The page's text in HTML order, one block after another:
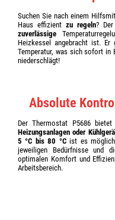
Suchen Sie nach einem
Haus effizientzu regeln?
zuverlässige
Heizkessel angebracht ist.
Temperatur, was sich sofort in
niederschlägt!
Absolute
Der Thermostat P5686 bietet
Heizungsanlagen oder
5 °C bis 80 °Cist es
jeweiligen Bedürfnisse und
optimalen Komfort und
Arbeitsbereich.